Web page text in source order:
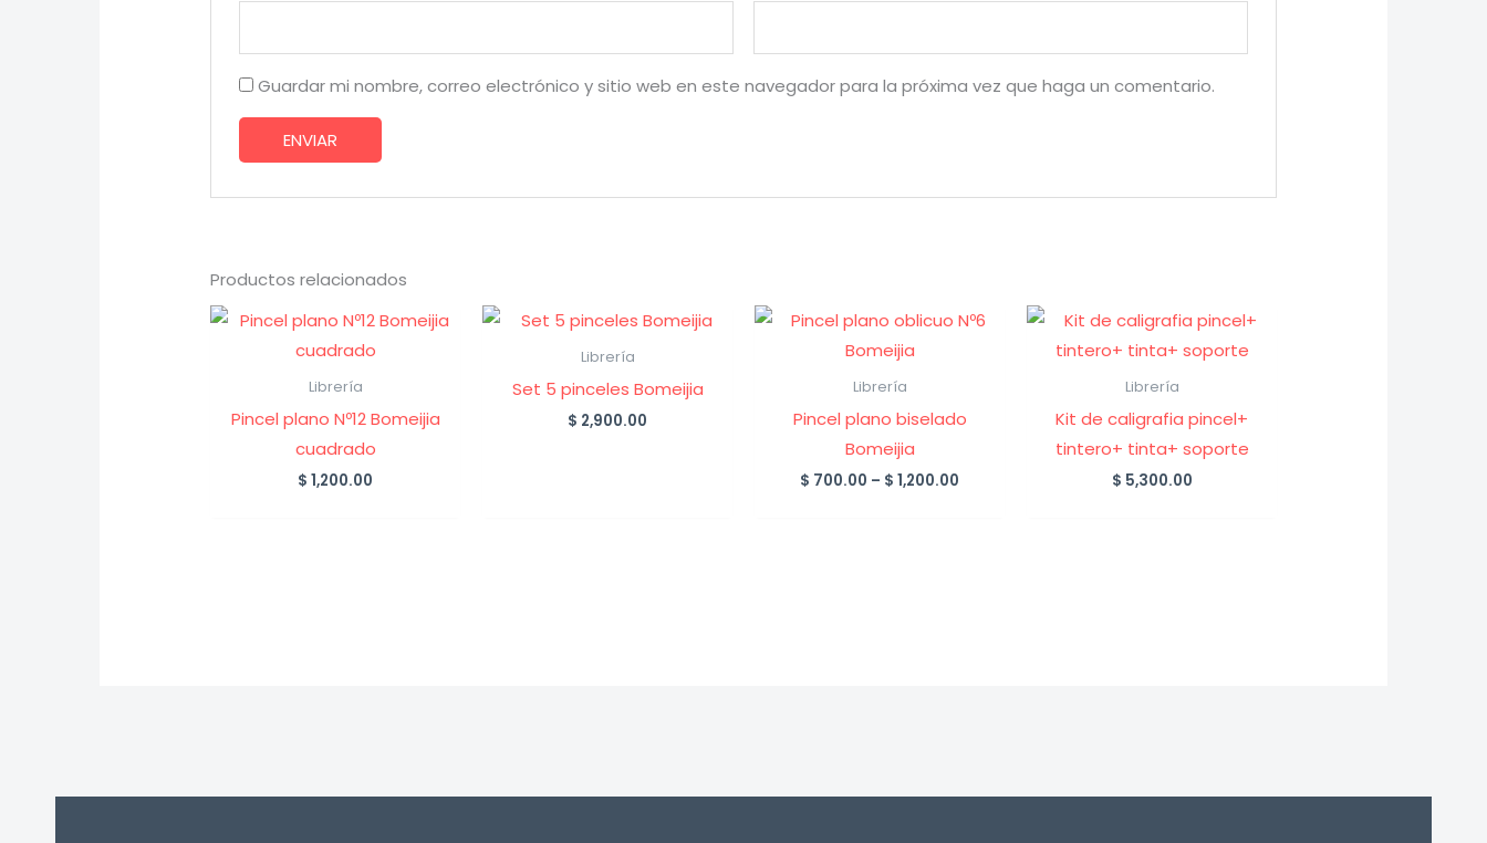
Guardar mi nombre, correo electrónico y sitio web en este navegador para la próxima vez que haga un comentario.
Productos relacionados
Librería
Pincel plano Nº12 Bomeijia
cuadrado
$ 1,200.00
Librería
Set 5 pinceles Bomeijia
$ 2,900.00
Librería
Pincel plano biselado
Bomeijia
$ 700.00 – $ 1,200.00
Librería
Kit de caligrafia pincel+
tintero+ tinta+ soporte
$ 5,300.00